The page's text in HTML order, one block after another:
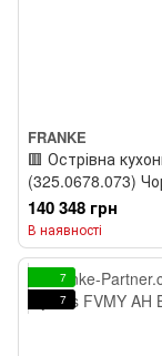
FRANKE
🟥 Острівна
(325.0678.073)
140 348 грн
В наявності
7
7